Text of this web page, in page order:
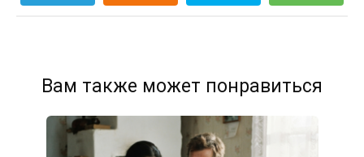
Вам также может понравиться